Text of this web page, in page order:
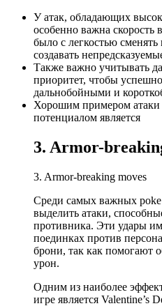
У атак, обладающих
особенно важна
было с легкостью сменять
создавать
Также важно учитывать
приоритет, чтобы
дальнобойными и
Хорошим примером
потенциалом является
3. Armor-
3. Armor-breaking moves
Среди самых важных
выделить атаки,
противника. Эти удары
поединках против
брони, так как помогают
урон.
Одним из наиболее
игре является Valentine’s